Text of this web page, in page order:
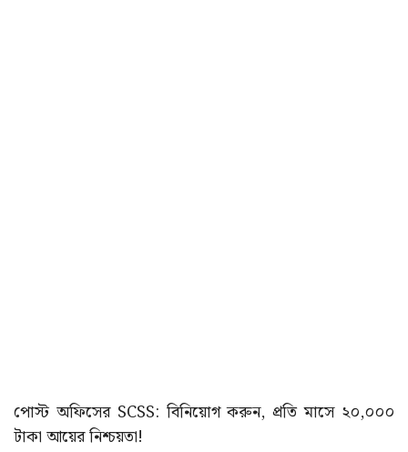
পোস্ট অফিসের SCSS: বিনিয়োগ করুন, প্রতি মাসে ২০,০০০
টাকা আয়ের নিশ্চয়তা!